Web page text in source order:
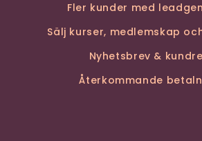
Fler kunder med
Sälj kurser, medlemskap
Nyhetsbrev &
Återkommande